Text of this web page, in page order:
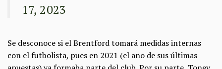
17, 2023
Se desconoce si el Brentford tomará medidas internas
con el futbolista, pues en 2021 (el año de sus últimas